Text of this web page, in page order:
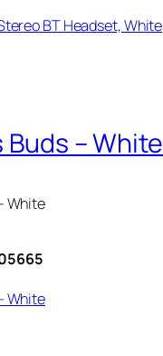
BT Headset, White
Buds – White
White
White